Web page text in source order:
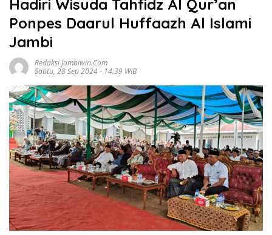
Hadiri Wisuda Tahfidz Al Qur’an
Ponpes Daarul Huffaazh Al Islami
Jambi
Redaksi Jambiwin.com
Sabtu, 28 Sep 2024 - 14:39 WIB